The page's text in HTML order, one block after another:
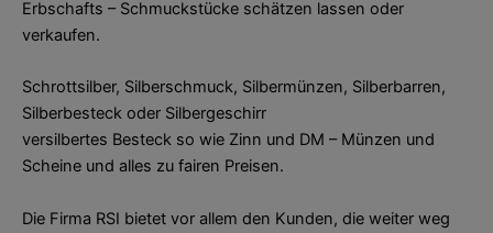
Erbschafts – Schmuckstücke schätzen lassen oder
verkaufen.
Schrottsilber, Silberschmuck, Silbermünzen, Silberbarren,
Silberbesteck oder Silbergeschirr
versilbertes Besteck so wie Zinn und DM – Münzen und
Scheine und alles zu fairen Preisen.
Die Firma RSI bietet vor allem den Kunden, die weiter weg